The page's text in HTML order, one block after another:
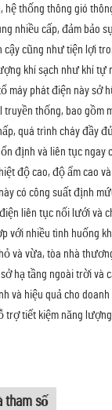
hệ thống thông gió
nhiều cấp, đảm bảo
cũng như tiện lợi
khí sạch như khí tự
máy phát điện này
truyền thống, bao gồm
quá trình cháy đầy
định và liên tục ngay
độ cao, độ ẩm cao
có công suất định
liên tục nối lưới và
với nhiều tình huống
và vừa, tòa nhà
hạ tầng ngoài trời và
và hiệu quả cho
trợ tiết kiệm năng
tham số